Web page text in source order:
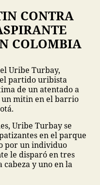
CONTRA
COLOMBIA
Uribe Turbay,
partido uribista
de un atentado a
un mitin en el barrio
Uribe Turbay se
en el parque
por un individuo
le disparó en tres
cabeza y uno en la